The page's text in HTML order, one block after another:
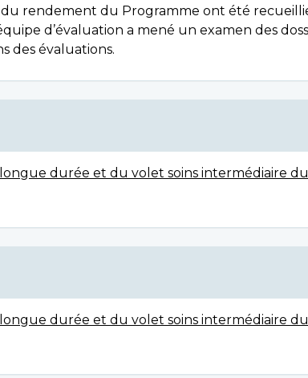
rendement du Programme ont été
d’évaluation a mené un examen des
des évaluations.
durée et du volet soins intermédiaire
durée et du volet soins intermédiaire